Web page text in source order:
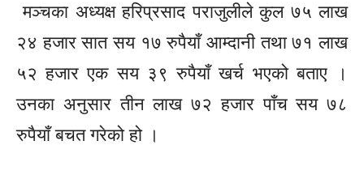
मञ्चका अध्यक्ष हरिप्रसाद पराजुलीले कुल ७५ लाख
२४ हजार सात सय १७ रुपैयाँ आम्दानी तथा ७१ लाख
५२ हजार एक सय ३९ रुपैयाँ खर्च भएको बताए ।
उनका अनुसार तीन लाख ७२ हजार पाँच सय ७८
रुपैयाँ बचत गरेको हो ।